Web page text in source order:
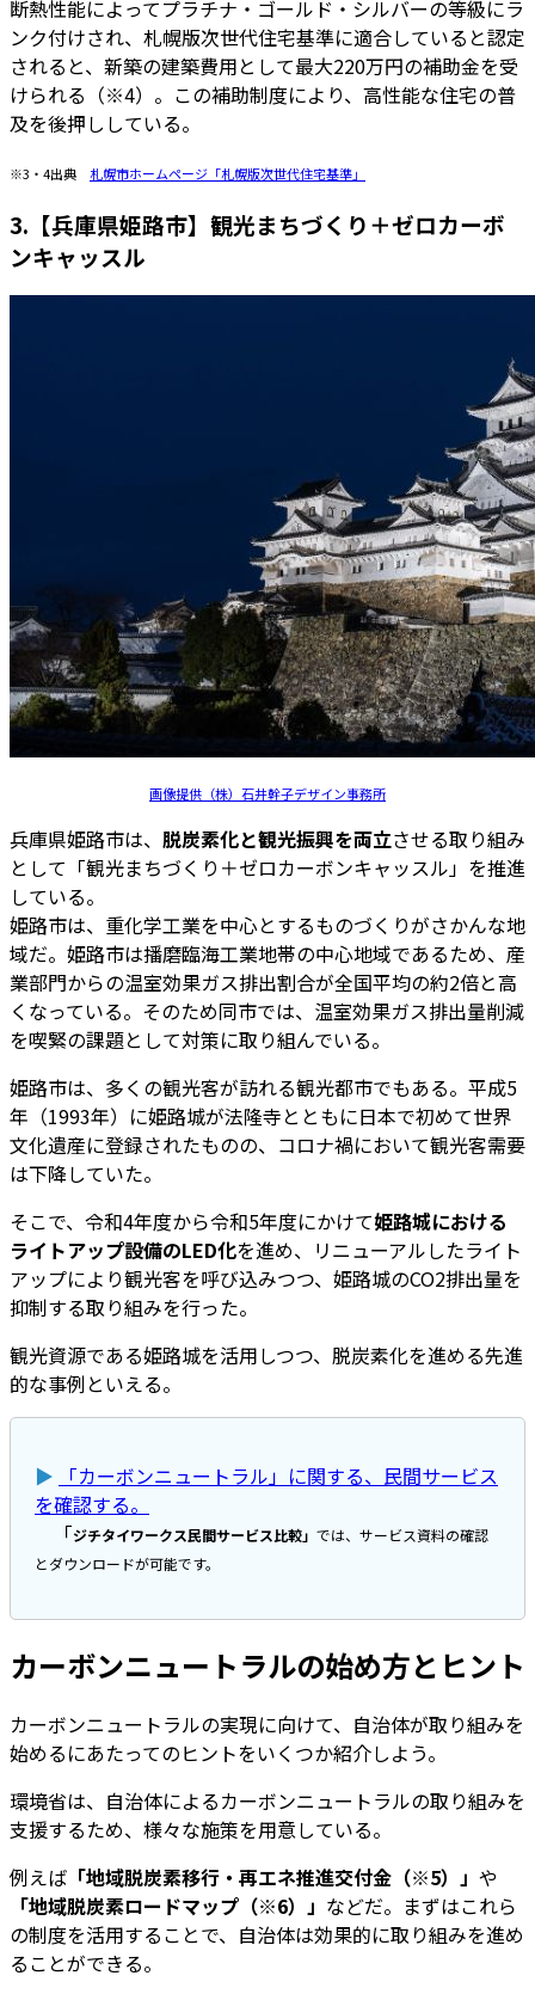
断熱性能によってプラチナ・ゴールド・シルバーの等級にラ
ンク付けされ、札幌版次世代住宅基準に適合していると認定
されると、新築の建築費用として最大220万円の補助金を受
けられる（※4）。この補助制度により、高性能な住宅の普
及を後押ししている。
※3・4出典 札幌市ホームページ「札幌版次世代住宅基準」
3.【兵庫県姫路市】観光まちづくり＋ゼロカーボ
ンキャッスル
画像提供（株）石井幹子デザイン事務所
兵庫県姫路市は、 脱炭素化と観光振興を両立させる取り組み
として「観光まちづくり＋ゼロカーボンキャッスル」を推進
している。
姫路市は、重化学工業を中心とするものづくりがさかんな地
域だ。姫路市は播磨臨海工業地帯の中心地域であるため、産
業部門からの温室効果ガス排出割合が全国平均の約2倍と高
くなっている。そのため同市では、温室効果ガス排出量削減
を喫緊の課題として対策に取り組んでいる。
姫路市は、多くの観光客が訪れる観光都市でもある。平成5
年（1993年）に姫路城が法隆寺とともに日本で初めて世界
文化遺産に登録されたものの、コロナ禍において観光客需要
は下降していた。
そこで、令和4年度から令和5年度にかけて姫路城における
ライトアップ設備のLED化を進め、リニューアルしたライト
アップにより観光客を呼び込みつつ、姫路城のCO2排出量を
抑制する取り組みを行った。
観光資源である姫路城を活用しつつ、脱炭素化を進める先進
的な事例といえる。
▶
「カーボンニュートラル」に関する、民間サービス
を確認する。
「ジチタイワークス民間サービス比較」 では、サービス資料の確認
とダウンロードが可能です。
カーボンニュートラルの始め方とヒント
カーボンニュートラルの実現に向けて、自治体が取り組みを
始めるにあたってのヒントをいくつか紹介しよう。
環境省は、自治体によるカーボンニュートラルの取り組みを
支援するため、様々な施策を用意している。
例えば 「地域脱炭素移行・再エネ推進交付金（※5）」 や
「地域脱炭素ロードマップ（※6）」 などだ。まずはこれら
の制度を活用することで、自治体は効果的に取り組みを進め
ることができる。